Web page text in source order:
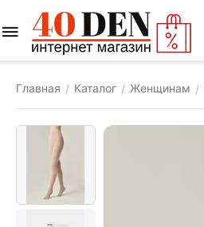
Главная / Каталог / Женщинам /